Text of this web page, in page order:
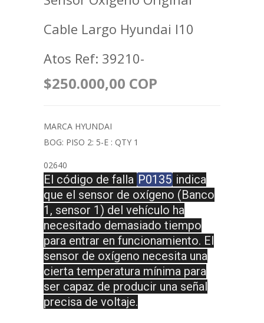
Cable Largo Hyundai I10
Atos Ref: 39210-
$250.000,00 COP
MARCA HYUNDAI
BOG: PISO 2: 5-E : QTY 1
02640
El código de falla P0135 indica
que el sensor de oxígeno (Banco
1, sensor 1) del vehículo ha
necesitado demasiado tiempo
para entrar en funcionamiento. El
sensor de oxígeno necesita una
cierta temperatura mínima para
ser capaz de producir una señal
precisa de voltaje.